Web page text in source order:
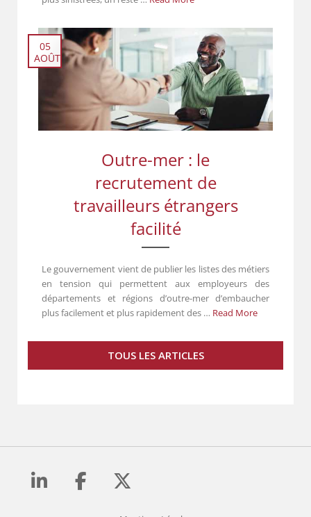
Outre-mer : le
recrutement de
travailleurs étrangers
facilité
05
AOÛT
Le gouvernement vient de publier les listes des métiers
en tension qui permettent aux employeurs des
départements et régions d’outre-mer d’embaucher
plus facilement et plus rapidement des … Read More
TOUS LES ARTICLES